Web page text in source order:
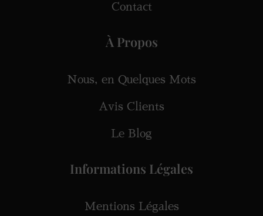
Contact
À Propos
Nous, en Quelques Mots
Avis Clients
Le Blog
Informations Légales
Mentions Légales